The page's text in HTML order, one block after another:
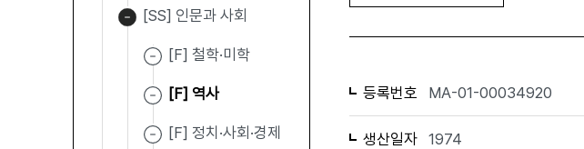
[SS] 인문과 사회
[F] 철학·미학
[F] 역사
[F] 정치·사회·경제
등록번호 MA-01-00034920
생산일자 1974